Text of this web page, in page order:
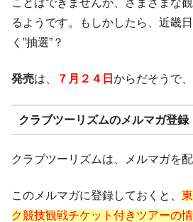
ことはできませんが、さまざまな
るようです。もしかしたら、近畿
く”抽選”？
発売は、 ７月２４日 からだそうで
クラブツーリズムのメルマガ登録
クラブツーリズムは、メルマガを配
このメルマガに登録しておくと、
ク競技観戦チケット付きツアーの